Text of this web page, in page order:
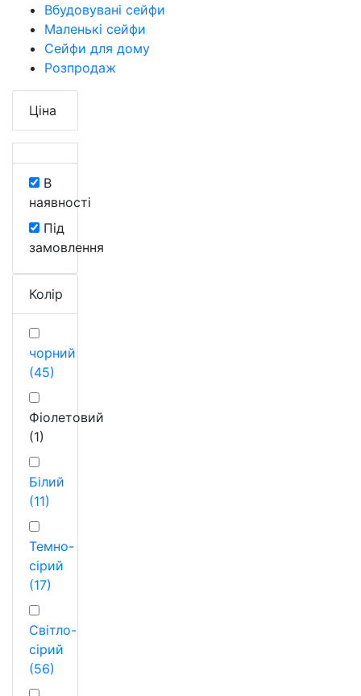
Вбудовувані сейфи
Маленькі сейфи
Сейфи для дому
Розпродаж
Ціна
В
наявності
Під
замовлення
Колір
чорний
(45)
Фіолетовий
(1)
Білий
(11)
Темно-
сірий
(17)
Світло-
сірий
(56)